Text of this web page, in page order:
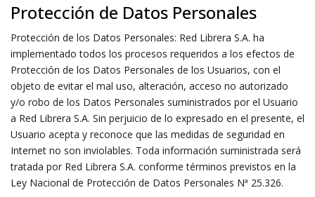
Protección de Datos Personales
Protección de los Datos Personales: Red Librera S.A. ha
implementado todos los procesos requeridos a los efectos de
Protección de los Datos Personales de los Usuarios, con el
objeto de evitar el mal uso, alteración, acceso no autorizado
y/o robo de los Datos Personales suministrados por el Usuario
a Red Librera S.A. Sin perjuicio de lo expresado en el presente, el
Usuario acepta y reconoce que las medidas de seguridad en
Internet no son inviolables. Toda información suministrada será
tratada por Red Librera S.A. conforme términos previstos en la
Ley Nacional de Protección de Datos Personales Nª 25.326.